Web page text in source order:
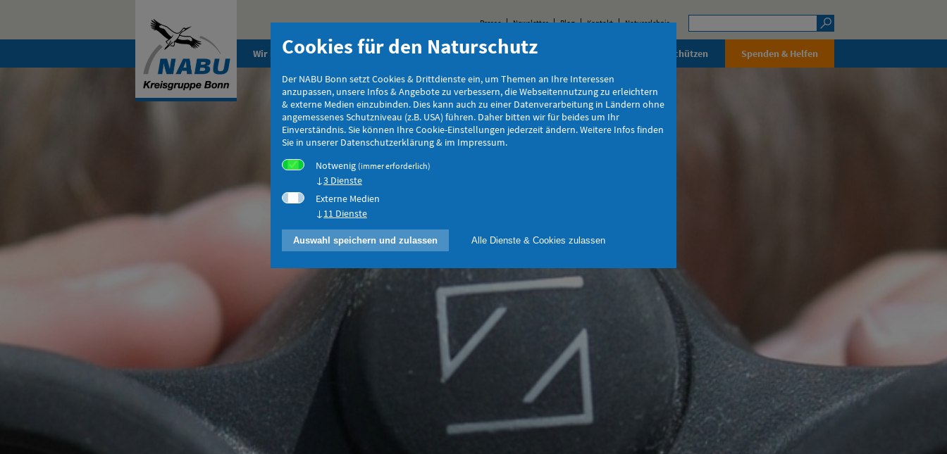
Presse Newsletter Blog Kontakt Naturerlebnis
Wir im NABU Tiere & Pflanzen Natur & Landschaft Erleben & Schützen Spenden & Helfen
Cookies für den Naturschutz
Der NABU Bonn setzt Cookies & Drittdienste ein, um Themen an Ihre Interessen
anzupassen, unsere Infos & Angebote zu verbessern, die Webseitennutzung zu erleichtern
& externe Medien einzubinden. Dies kann auch zu einer Datenverarbeitung in Ländern ohne
angemessenes Schutzniveau (z.B. USA) führen. Daher bitten wir für beides um Ihr
Einverständnis. Sie können Ihre Cookie-Einstellungen jederzeit ändern. Weitere Infos finden
Sie in unserer Datenschutzerklärung & im Impressum.
Notwenig (immer erforderlich)
3 Dienste
Externe Medien
11 Dienste
Auswahl speichern und zulassen Alle Dienste & Cookies zulassen